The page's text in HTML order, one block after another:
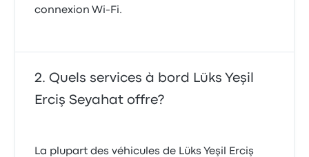
connexion Wi-Fi.
Quels services à bord Lüks Yeşil
Erciş Seyahat offre?
La plupart des véhicules de Lüks Yeşil Erciş